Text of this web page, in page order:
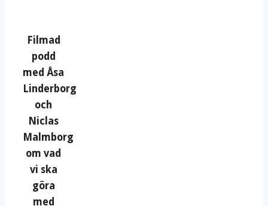
Filmad
podd
med Åsa
Linderborg
och
Niclas
Malmborg
om vad
vi ska
göra
med